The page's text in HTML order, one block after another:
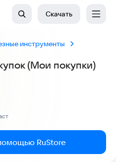
Скачать
инструменты
(Мои покупки)
RuStore